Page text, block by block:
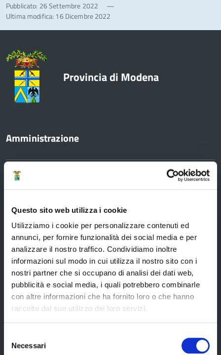
Questo sito web utilizza i cookie
Utilizziamo i cookie per personalizzare contenuti ed
annunci, per fornire funzionalità dei social media e per
analizzare il nostro traffico. Condividiamo inoltre
informazioni sul modo in cui utilizza il nostro sito con i
nostri partner che si occupano di analisi dei dati web,
pubblicità e social media, i quali potrebbero combinarle
con altre informazioni che ha fornito loro o che hanno
raccolto dal suo utilizzo dei loro servizi.
delNecessari
Pubblicato: 26 Settembre 2022
—
Ultima modifica: 16 Dicembre 2022
Provincia di Modena
Amministrazione
Organi di governo
Elezioni Provinciali del 29/09/2024
Elezioni del Presidente della Provincia del 28/01/2023
Elezioni provinciali – Archivio
Atti generali
Uffici e orari
Trasparenza – anticorruzione
CUG – Comitato Unico di Garanzia per le Pari Opportunità
Certificazione di qualità
Servizi